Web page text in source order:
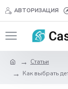
АВТОРИЗАЦИЯ
Статьи
Как выбрать